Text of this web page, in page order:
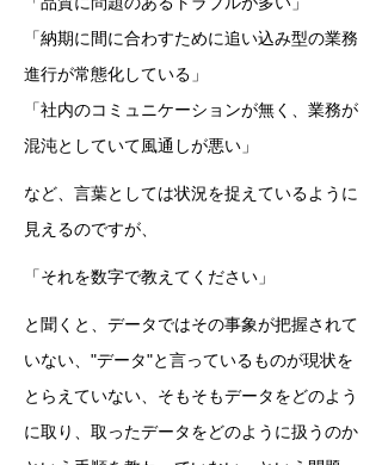
「納期に間に合わすために追い込み型の業務
進行が常態化している」
「社内のコミュニケーションが無く、業務が
混沌としていて風通しが悪い」
など、言葉としては状況を捉えているように
見えるのですが、
「それを数字で教えてください」
と聞くと、データではその事象が把握されて
いない、"データ"と言っているものが現状を
とらえていない、そもそもデータをどのよう
に取り、取ったデータをどのように扱うのか